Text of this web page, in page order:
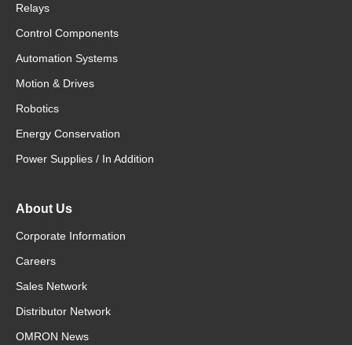
Relays
Control Components
Automation Systems
Motion & Drives
Robotics
Energy Conservation
Power Supplies / In Addition
About Us
Corporate Information
Careers
Sales Network
Distributor Network
OMRON News